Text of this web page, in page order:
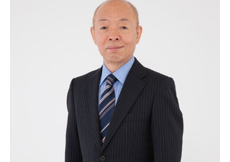
進化するPCとデバイスの未来
好きが集まる 比べて選べる
ビジネスと働き方のヒント
企業ITのトレンドを詳説
経営リーダーのコミュニティ
マーケ×ITの今がよく分かる
ITエンジニア向け専門サイト